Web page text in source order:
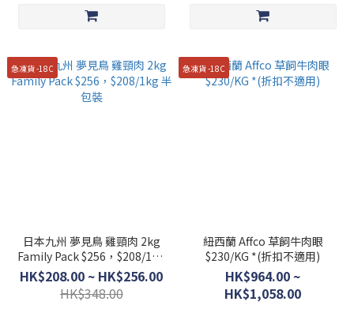
急凍貨 -18C
日本九州 夢見鳥 雞頸肉 2kg
Family Pack $256，$208/1kg
半包裝
HK$208.00 ~ HK$256.00
HK$348.00
急凍貨 -18C
紐西蘭 Affco 草飼牛肉眼
$230/KG *(折扣不適用)
HK$964.00 ~
HK$1,058.00